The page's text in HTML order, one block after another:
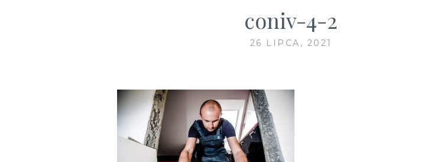
coniv-4-2
26 LIPCA, 2021